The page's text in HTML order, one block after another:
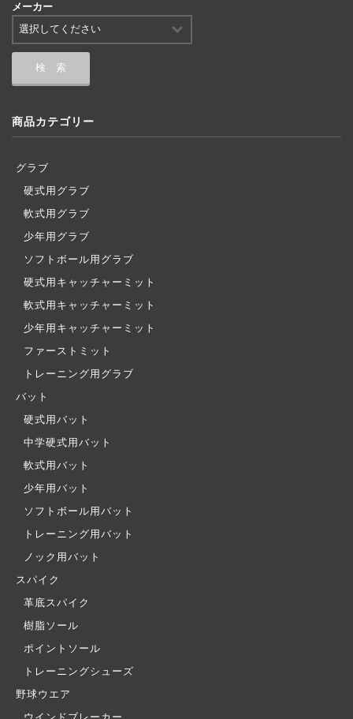
メーカー
商品カテゴリー
グラブ
硬式用グラブ
軟式用グラブ
少年用グラブ
ソフトボール用グラブ
硬式用キャッチャーミット
軟式用キャッチャーミット
少年用キャッチャーミット
ファーストミット
トレーニング用グラブ
バット
硬式用バット
中学硬式用バット
軟式用バット
少年用バット
ソフトボール用バット
トレーニング用バット
ノック用バット
スパイク
革底スパイク
樹脂ソール
ポイントソール
トレーニングシューズ
野球ウエア